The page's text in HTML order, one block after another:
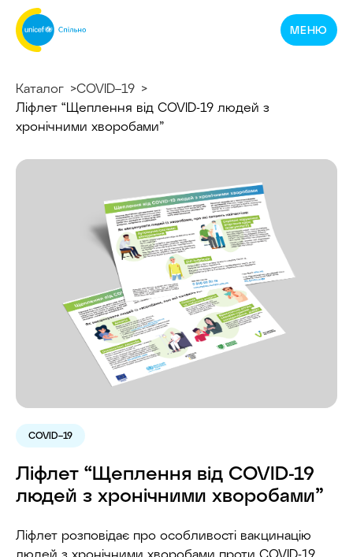
Спільнотека
ЮНІСЕФ
Україна
МЕНЮ
Каталог
COVID–19
Ліфлет “Щеплення від COVID-19 людей з
хронічними хворобами”
COVID–19
Ліфлет “Щеплення від COVID-19
людей з хронічними хворобами”
Ліфлет розповідає про особливості вакцинацію
людей з хронічними хворобами проти COVID-19.